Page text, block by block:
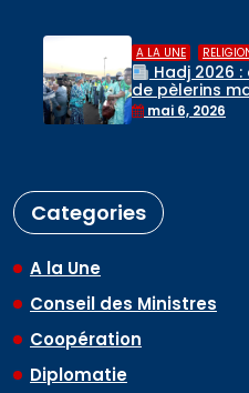
A LA UNE , RELIGIONS
Hadj 2026 :
de pèlerins
mai 6, 2026
Categories
A la Une
Conseil des Ministres
Coopération
Diplomatie